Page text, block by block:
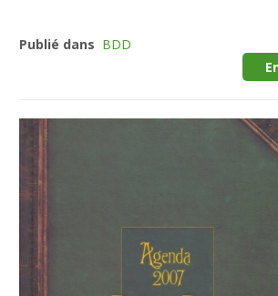
Publié dans BDD